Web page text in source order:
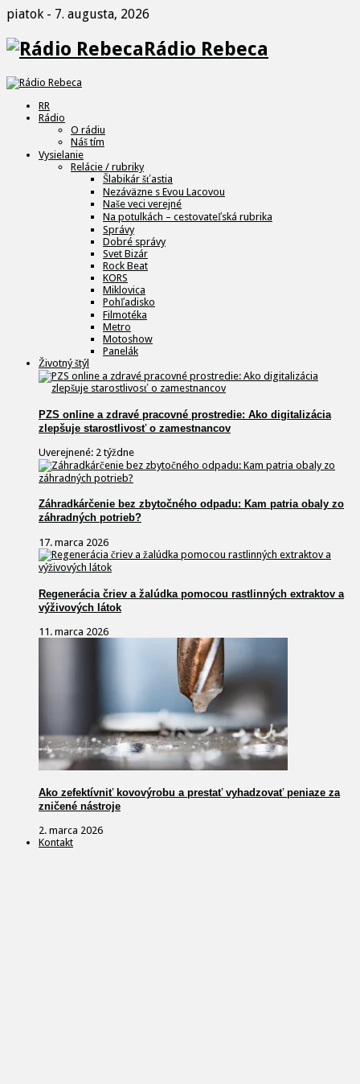
piatok - 7. augusta, 2026
Rádio Rebeca
RR
Rádio
O rádiu
Náš tím
Vysielanie
Relácie / rubriky
Šlabikár šťastia
Nezáväzne s Evou Lacovou
Naše veci verejné
Na potulkách – cestovateľská rubrika
Správy
Dobré správy
Svet Bizár
Rock Beat
KORS
Miklovica
Pohľadisko
Filmotéka
Metro
Motoshow
Panelák
Životný štýl
PZS online a zdravé pracovné prostredie: Ako digitalizácia
zlepšuje starostlivosť o zamestnancov
Uverejnené: 2 týždne
Záhradkárčenie bez zbytočného odpadu: Kam patria obaly zo
záhradných potrieb?
17. marca 2026
Regenerácia čriev a žalúdka pomocou rastlinných extraktov a
výživových látok
11. marca 2026
Ako zefektívniť kovovýrobu a prestať vyhadzovať peniaze za
zničené nástroje
2. marca 2026
Kontakt